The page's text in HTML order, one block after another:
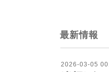
最新情報
2026-03-05